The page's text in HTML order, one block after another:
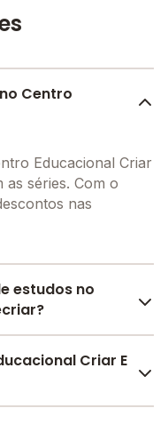
Centro
Educacional Criar
séries. Com o
nas
estudos no
Escola e
você.
Criar E